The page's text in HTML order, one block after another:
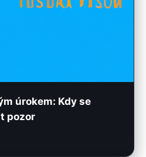
úrokem: Kdy se
pozor